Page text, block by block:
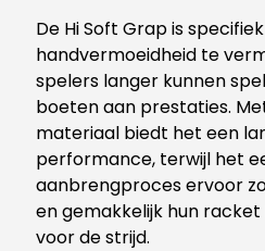
De Hi Soft Grap is
handvermoeidheid te
spelers langer kunnen
boeten aan prestaties.
materiaal biedt het een
performance, terwijl het
aanbrengproces ervoor
en gemakkelijk hun
voor de strijd.